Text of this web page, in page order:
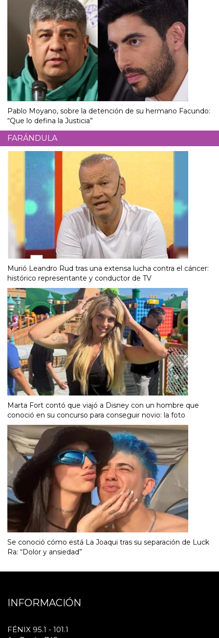
Pablo Moyano, sobre la detención de su hermano Facundo:
“Que lo defina la Justicia”
FARÁNDULA
Murió Leandro Rud tras una extensa lucha contra el cáncer:
histórico representante y conductor de TV
Marta Fort contó que viajó a Disney con un hombre que
conoció en su concurso para conseguir novio: la foto
Se conoció cómo está La Joaqui tras su separación de Luck
Ra: “Dolor y ansiedad”
INFORMACIÓN
FÉNIX 95.1 - 101.1